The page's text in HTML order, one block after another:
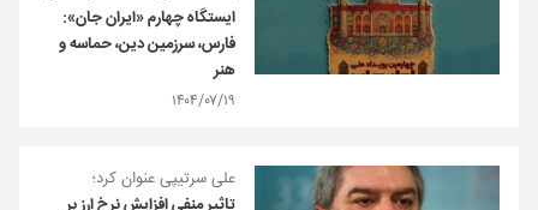
ایستگاه چهارم «ایران جان»:
فارس، سرزمین دین، حماسه و
هنر
۱۴۰۴/۰۷/۱۹
علی سرتیپی عنوان کرد؛